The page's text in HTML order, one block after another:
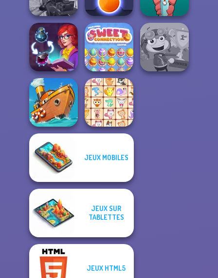
Sniper Combat
3D
Bubble Shooter
HD 3
Tower Fall
Sorting Sorcery
Mahjong Sweet
Easter
Clean the Ocean
JEUX MOBILES
JEUX SUR
TABLETTES
JEUX HTML5